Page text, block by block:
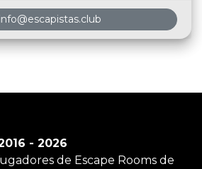
info@escapistas.club
- 2026
de Escape Rooms de